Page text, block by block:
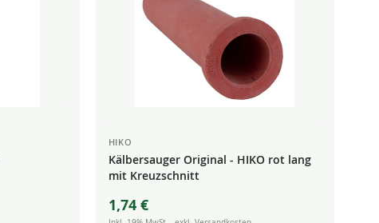
HIKO
Kälbersauger Original - HIKO rot lang
mit Kreuzschnitt
1,74 €